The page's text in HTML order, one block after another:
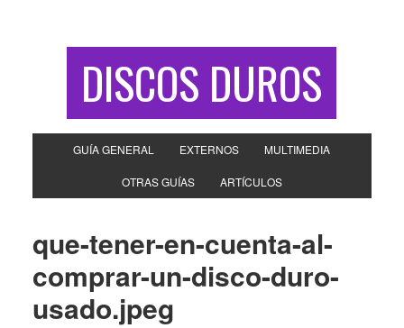
DISCOS DUROS
GUÍA GENERAL EXTERNOS MULTIMEDIA
OTRAS GUÍAS ARTÍCULOS
que-tener-en-cuenta-al-
comprar-un-disco-duro-
usado.jpeg